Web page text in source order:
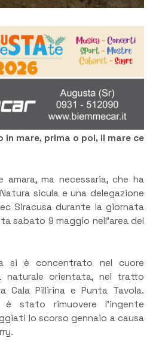
mare, prima o poi, il mare ce
amara, ma necessaria, che ha
sicula e una delegazione
Siracusa durante la giornata
sabato 9 maggio nell’area del
si è concentrato nel cuore
naturale orientata, nel tratto
Cala Pillirina e Punta Tavola.
è stato rimuovere l’ingente
lo scorso gennaio a causa